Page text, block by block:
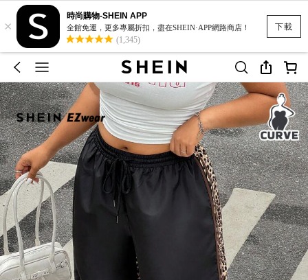
下載
×
時尚購物-SHEIN APP
全館免運，更多專屬折扣，盡在SHEIN·APP網路商店！
(1,345)